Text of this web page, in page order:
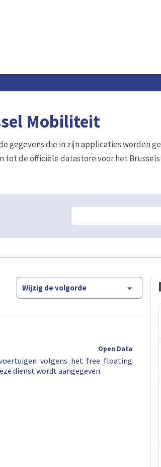
Mobiliteit
gegevens die in zijn applicaties worden
tot de officiële datastore voor het
Wijzig de volgorde
Open Data
volgens het free floating
dienst wordt aangegeven.